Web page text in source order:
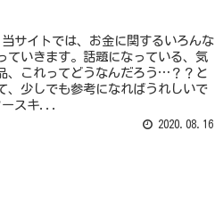
サイトでは、お金に関するいろんな
ていきます。話題になっている、気
、これってどうなんだろう…？？と
、少しでも参考になればうれしいで
スキ...
2020.08.16